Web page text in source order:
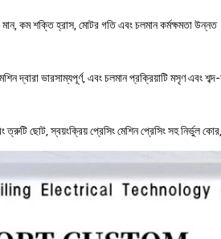
কম শক্তি হ্রাস, মোটর গতি এবং চলমান কর্মক্ষমতা উন্নত
দ্বারা ভারসাম্যপূর্ণ, এবং চলমান প্রক্রিয়াটি মসৃণ এবং
ত্রুটি ছোট, স্বয়ংক্রিয় প্রেসিং মেশিন প্রেসিং সহ নির্ভুল কোর,